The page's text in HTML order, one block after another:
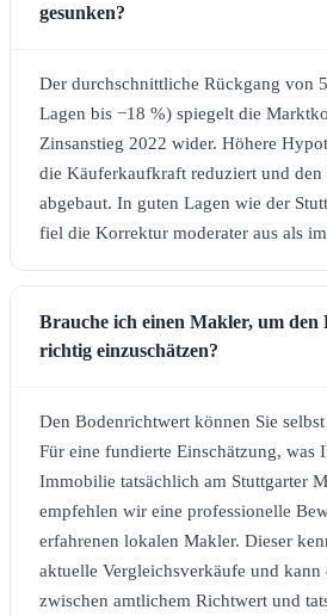
gesunken?
Der durchschnittliche Rückgang von
Lagen bis −18 %) spiegelt die
Zinsanstieg 2022 wider. Höhere
die Käuferkaufkraft reduziert und den
abgebaut. In guten Lagen wie der
fiel die Korrektur moderater aus als
Brauche ich einen Makler, um
richtig einzuschätzen?
Den Bodenrichtwert können Sie
Für eine fundierte Einschätzung, was
Immobilie tatsächlich am Stuttgarter
empfehlen wir eine professionelle
erfahrenen lokalen Makler. Dieser
aktuelle Vergleichsverkäufe und kann
zwischen amtlichem Richtwert und